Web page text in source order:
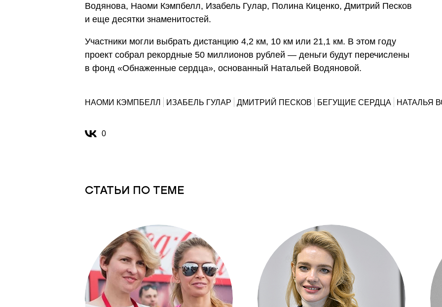
Водянова, Наоми Кэмпбелл, Изабель Гулар, Полина Киценко, Дмитрий Песков
и еще десятки знаменитостей.
Участники могли выбрать дистанцию 4,2 км, 10 км или 21,1 км. В этом году
проект собрал рекордные 50 миллионов рублей — деньги будут перечислены
в фонд «Обнаженные сердца», основанный Натальей Водяновой.
НАОМИ КЭМПБЕЛЛ ИЗАБЕЛЬ ГУЛАР ДМИТРИЙ ПЕСКОВ БЕГУЩИЕ СЕРДЦА НАТАЛЬЯ
0
СТАТЬИ ПО ТЕМЕ